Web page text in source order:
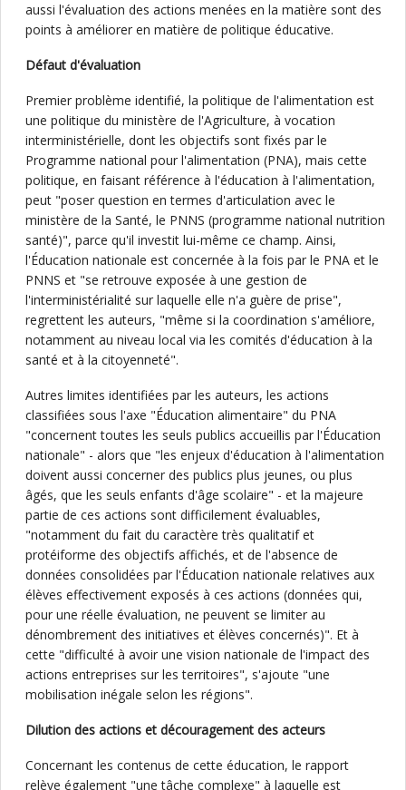
aussi l'évaluation des actions menées en la matière sont des
points à améliorer en matière de politique éducative.
Défaut d'évaluation
Premier problème identifié, la politique de l'alimentation est
une politique du ministère de l'Agriculture, à vocation
interministérielle, dont les objectifs sont fixés par le
Programme national pour l'alimentation (PNA), mais cette
politique, en faisant référence à l'éducation à l'alimentation,
peut "poser question en termes d'articulation avec le
ministère de la Santé, le PNNS (programme national nutrition
santé)", parce qu'il investit lui-même ce champ. Ainsi,
l'Éducation nationale est concernée à la fois par le PNA et le
PNNS et "se retrouve exposée à une gestion de
l'interministérialité sur laquelle elle n'a guère de prise",
regrettent les auteurs, "même si la coordination s'améliore,
notamment au niveau local via les comités d'éducation à la
santé et à la citoyenneté".
Autres limites identifiées par les auteurs, les actions
classifiées sous l'axe "Éducation alimentaire" du PNA
"concernent toutes les seuls publics accueillis par l'Éducation
nationale" - alors que "les enjeux d'éducation à l'alimentation
doivent aussi concerner des publics plus jeunes, ou plus
âgés, que les seuls enfants d'âge scolaire" - et la majeure
partie de ces actions sont difficilement évaluables,
"notamment du fait du caractère très qualitatif et
protéiforme des objectifs affichés, et de l'absence de
données consolidées par l'Éducation nationale relatives aux
élèves effectivement exposés à ces actions (données qui,
pour une réelle évaluation, ne peuvent se limiter au
dénombrement des initiatives et élèves concernés)". Et à
cette "difficulté à avoir une vision nationale de l'impact des
actions entreprises sur les territoires", s'ajoute "une
mobilisation inégale selon les régions".
Dilution des actions et découragement des acteurs
Concernant les contenus de cette éducation, le rapport
relève également "une tâche complexe" à laquelle est